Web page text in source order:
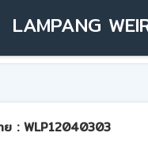
LAMPANG
: WLP12040303